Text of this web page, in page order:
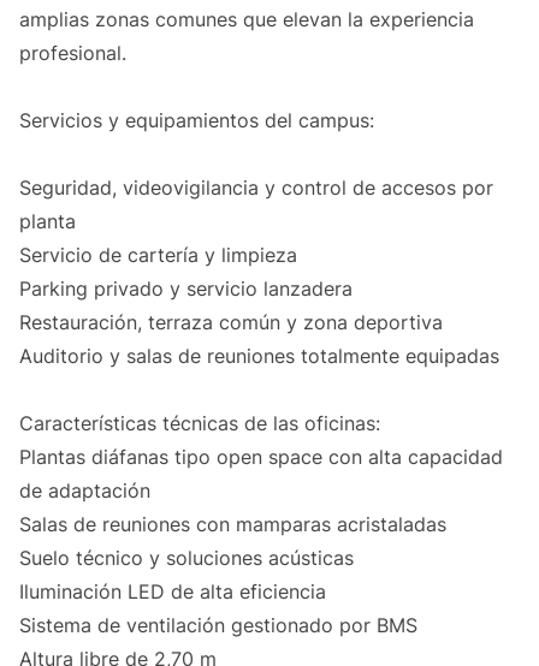
amplias zonas comunes que elevan la experiencia
profesional.
Servicios y equipamientos del campus:
Seguridad, videovigilancia y control de accesos por
planta
Servicio de cartería y limpieza
Parking privado y servicio lanzadera
Restauración, terraza común y zona deportiva
Auditorio y salas de reuniones totalmente equipadas
Características técnicas de las oficinas:
Plantas diáfanas tipo open space con alta capacidad
de adaptación
Salas de reuniones con mamparas acristaladas
Suelo técnico y soluciones acústicas
Iluminación LED de alta eficiencia
Sistema de ventilación gestionado por BMS
Altura libre de 2,70 m